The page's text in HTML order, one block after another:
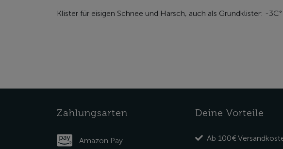
Klister für eisigen Schnee und Harsch, auch als Grundklister: -3C°
Zahlungsarten
Amazon Pay
Deine Vorteile
Ab 100€